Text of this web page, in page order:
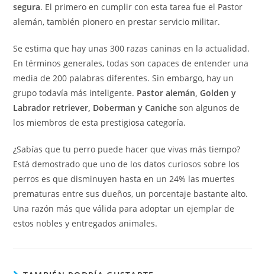
segura. El primero en cumplir con esta tarea fue el Pastor
alemán, también pionero en prestar servicio militar.
Se estima que hay unas 300 razas caninas en la actualidad.
En términos generales, todas son capaces de entender una
media de 200 palabras diferentes. Sin embargo, hay un
grupo todavía más inteligente. Pastor alemán, Golden y
Labrador retriever, Doberman y Caniche son algunos de
los miembros de esta prestigiosa categoría.
¿Sabías que tu perro puede hacer que vivas más tiempo?
Está demostrado que uno de los datos curiosos sobre los
perros es que disminuyen hasta en un 24% las muertes
prematuras entre sus dueños, un porcentaje bastante alto.
Una razón más que válida para adoptar un ejemplar de
estos nobles y entregados animales.